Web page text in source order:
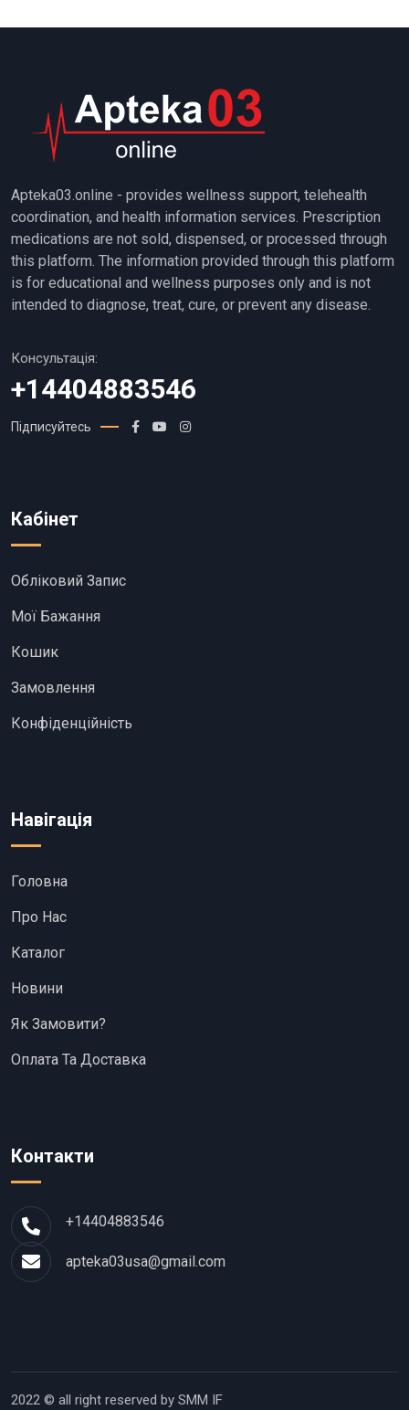
Apteka03.online - provides wellness support, telehealth
coordination, and health information services. Prescription
medications are not sold, dispensed, or processed through
this platform. The information provided through this platform
is for educational and wellness purposes only and is not
intended to diagnose, treat, cure, or prevent any disease.
Консультація:
+14404883546
Підписуйтесь
Кабінет
Обліковий Запис
Мої Бажання
Кошик
Замовлення
Конфіденційність
Навігація
Головна
Про Нас
Каталог
Новини
Як Замовити?
Оплата Та Доставка
Контакти
+14404883546
apteka03usa@gmail.com
2022 © all right reserved by SMM IF